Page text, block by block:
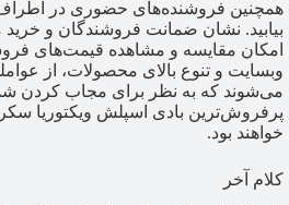
همچنین فروشنده‌های حضوری در
بیابید. نشان ضمانت فروشندگان و خرید
امکان مقایسه و مشاهده قیمت‌های
وبسایت و تنوع بالای محصولات، از
می‌شوند که به نظر برای مجاب کردن
پرفروش‌ترین بادی اسپلش ویکتوریا
خواهند بود.
کلام آخر